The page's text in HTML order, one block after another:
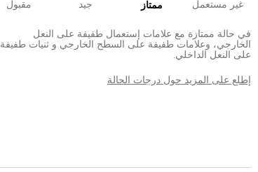
غير مستعمل ممتاز جيد مقبول
في حالة ممتازة مع علامات إستعمال طفيفة على النعل
الخارجي، وعلامات طفيفة على السطح الخارجي و ثنيات طفيفة
على النعل الداخلي.
إطلع على المزيد حول درجات الحالة